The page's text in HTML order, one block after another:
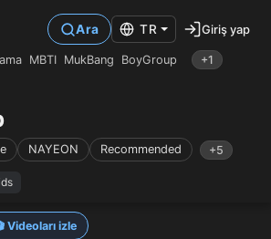
MBTI MukBang BoyGroup
+1
NAYEON Recommended +5
Ara TR Giriş yap
Videoları izle